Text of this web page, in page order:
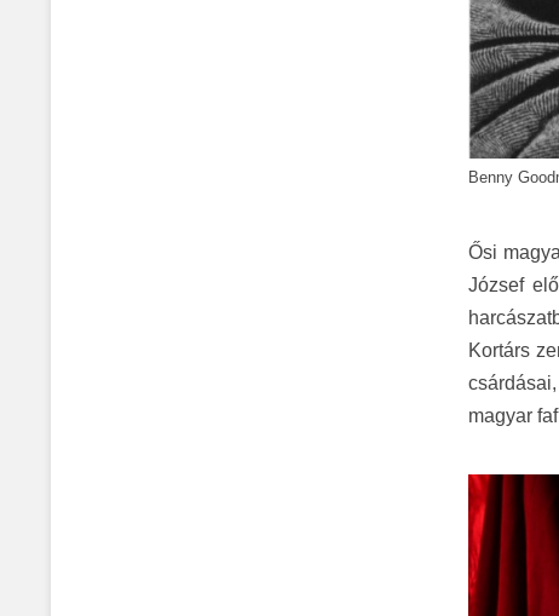
Benny
Ősi
József
Kortárs
magyar